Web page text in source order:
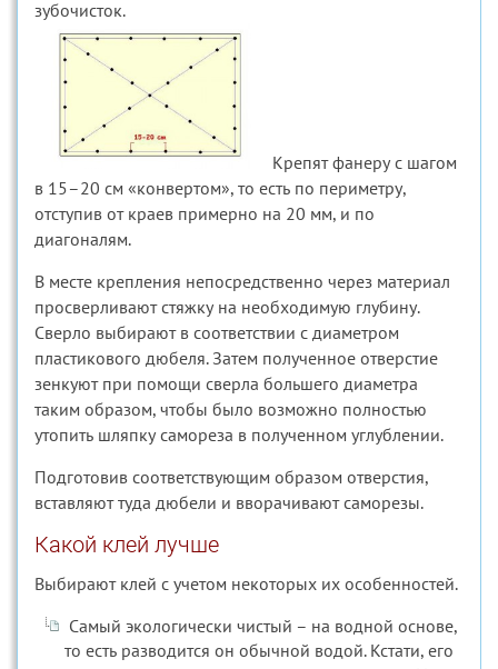
зубочисток.
Крепят фанеру с шагом
в 15–20 см «конвертом», то есть по периметру,
отступив от краев примерно на 20 мм, и по
диагоналям.
В месте крепления непосредственно через материал
просверливают стяжку на необходимую глубину.
Сверло выбирают в соответствии с диаметром
пластикового дюбеля. Затем полученное отверстие
зенкуют при помощи сверла большего диаметра
таким образом, чтобы было возможно полностью
утопить шляпку самореза в полученном углублении.
Подготовив соответствующим образом отверстия,
вставляют туда дюбели и вворачивают саморезы.
Какой клей лучше
Выбирают клей с учетом некоторых их особенностей.
Самый экологически чистый – на водной основе,
то есть разводится он обычной водой. Кстати, его